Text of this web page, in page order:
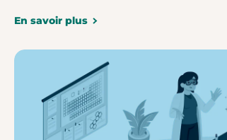
En savoir plus